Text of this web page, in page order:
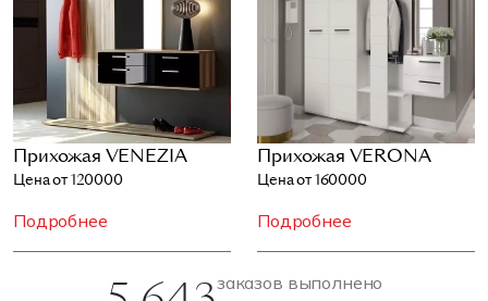
Прихожая VENEZIA
Цена от 120000
Подробнее
Прихожая VERONA
Цена от 160000
Подробнее
заказов выполнено